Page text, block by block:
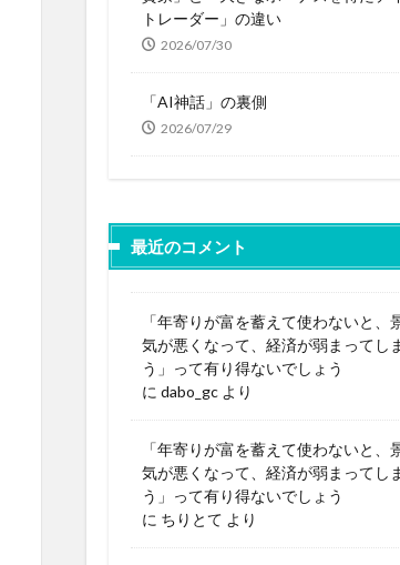
トレーダー」の違い
2026/07/30
「AI神話」の裏側
2026/07/29
最近のコメント
「年寄りが富を蓄えて使わないと、
気が悪くなって、経済が弱まってし
う」って有り得ないでしょう
に dabo_gc より
「年寄りが富を蓄えて使わないと、
気が悪くなって、経済が弱まってし
う」って有り得ないでしょう
に ちりとて より